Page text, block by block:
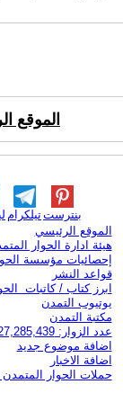
الموقع
تيلكرامبنترست
الموقع الرئيسي
هيئة ادارة الحوار
إحصائيات مؤسسة
قواعد النشر
ابرز كتاب / كاتبات
يوتيوب التمدن
مكتبة التمدن
عدد الزوار: 3,427,285,439
اضافة موضوع جديد
اضافة الاخبار
حملات الحوار المتمدن